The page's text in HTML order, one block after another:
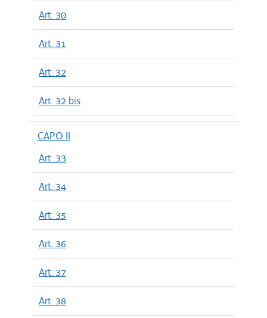
Art. 30
Art. 31
Art. 32
Art. 32 bis
CAPO II
Art. 33
Art. 34
Art. 35
Art. 36
Art. 37
Art. 38